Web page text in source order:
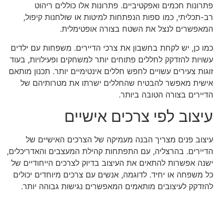
פתרונות חכמים ואפקטיביים. פתרונות אלו כוללים ריהוט
רב-תכליתי, כמו ספות הנפתחות למיטות או שולחנות קיפול,
המאפשרים לנצל את השטח בצורה אופטימלית.
כמו כן, יש לקחת בחשבון את צרכי הדיירים. משפחות עם ילדים
עשויות להזדקק לחללים פתוחים יותר למשחקים ופעילויות, בעוד
זוגות צעירים עשויים לחפש חללים אינטימיים יותר. תכנון מותאם
אישית מאפשר להבטיח שהחללים ישרתו את מטרותיהם של
הדיירים בצורה הטובה ביותר.
עיצוב לפי צרכים אישיים
עיצוב פנים מצריך הבנה מעמיקה של הצרכים האישיים של
הדיירים. בהרצליה, עם התפתחות קהילת המעצבים והאדריכלים,
ישנה אפשרות להתאים את העיצוב בדיוק לצרכים הייחודיים של
כל משפחה או יחיד. לדוגמה, אנשים עם צרכים מיוחדים יכולים
להזדקק לעיצובים מותאמים המאפשרים נגישות גבוהה יותר.